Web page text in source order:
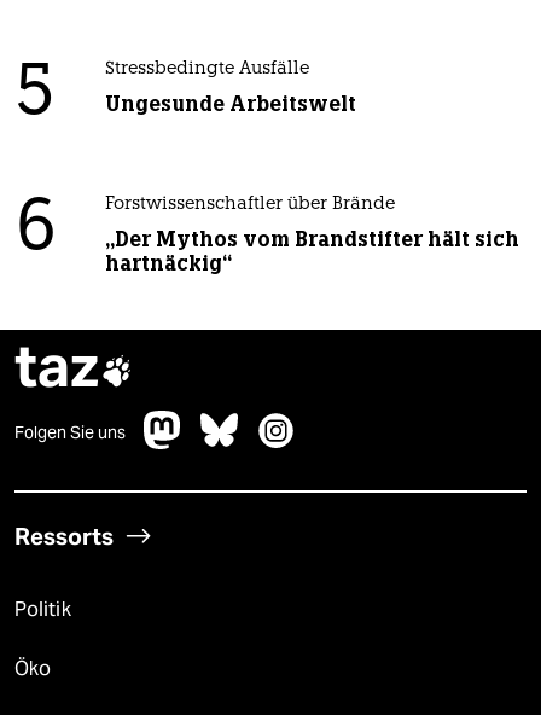
5 Stressbedingte Ausfälle
Ungesunde Arbeitswelt
6 Forstwissenschaftler über Brände
„Der Mythos vom Brandstifter hält sich
hartnäckig“
taz
Folgen Sie uns
Ressorts
Politik
Öko